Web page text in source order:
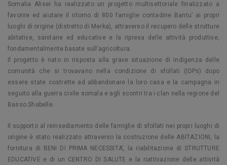
Somalia Alisei ha realizzato un progetto multisettoriale finalizzato a
favorire ed aiutare il ritorno di 800 famiglie contadine Bantu’ ai propri
luoghi di origine (distretto di Merka), attraverso il recupero delle strutture
abitative, sanitarie ed educative e la ripresa delle attività produttive,
fondamentalmente basate sull’agricoltura.
Il progetto è nato in risposta alla grave situazione di indigenza delle
comunità che si trovavano nella condizione di sfollati (IDPs) dopo
essere state costrette ad abbandonare la loro casa e la campagna in
seguito alla guerra civile somala e agli scontri tra i clan nella regione del
Basso Shabelle.
Il supporto al reinsediamento delle famiglie di sfollati nei propri luoghi di
origine è stato realizzato attraverso la costruzione delle ABITAZIONI, la
fornitura di BENI DI PRIMA NECESSITA’, la riabilitazione di STRUTTURE
EDUCATIVE e di un CENTRO DI SALUTE e la riattivazione delle attività